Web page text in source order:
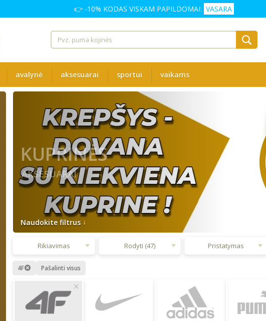
👉 -10% KODAS VISKAM PAPILDOMAI: VASARA
avalynė aksesuarai sportui vaikams
Naudokite filtrus ↓
KUPRINĖS
AKSESUARAI
Rikiavimas Rodyti (47) Pristatymas
4F Pašalinti visus
×